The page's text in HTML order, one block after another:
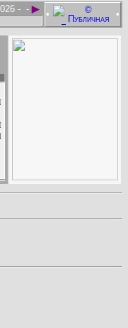
• •
►
-
-